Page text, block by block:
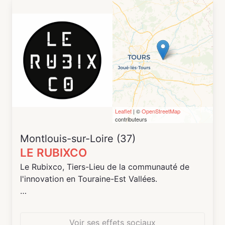
Leaflet| ©OpenStreetMap
contributeurs
Montlouis-sur-Loire (37)
LE RUBIXCO
Le Rubixco, Tiers-Lieu de la communauté de
l'innovation en Touraine-Est Vallées.
Voir ses effets sociaux